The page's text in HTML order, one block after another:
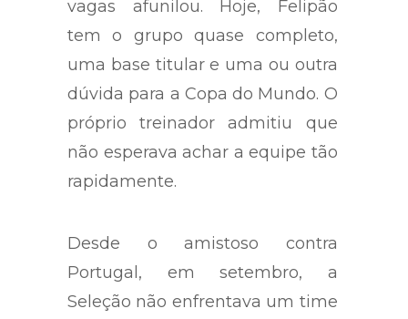
vagas afunilou. Hoje, Felipão
tem o grupo quase completo,
uma base titular e uma ou outra
dúvida para a Copa do Mundo. O
próprio treinador admitiu que
não esperava achar a equipe tão
rapidamente.
Desde o amistoso contra
Portugal, em setembro, a
Seleção não enfrentava um time